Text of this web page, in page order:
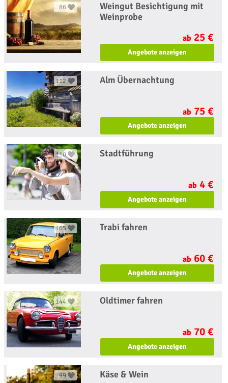
86
Weingut Besichtigung mit
Weinprobe
ab 25 €
Angebote anzeigen
112 Alm Übernachtung
ab 75 €
Angebote anzeigen
110 Stadtführung
ab 4 €
Angebote anzeigen
165 Trabi fahren
ab 60 €
Angebote anzeigen
144 Oldtimer fahren
ab 70 €
Angebote anzeigen
99 Käse & Wein